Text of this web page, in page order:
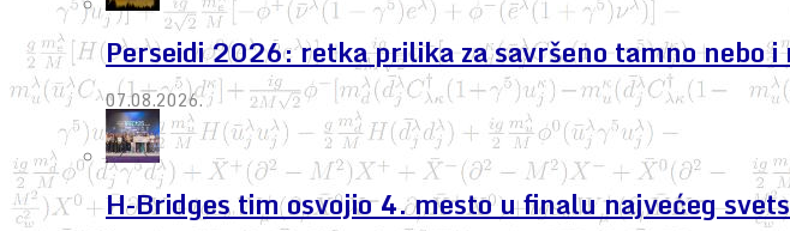
Perseidi 2026: retka prilika za savršeno tamno nebo
07.08.2026.
H-Bridges tim osvojio 4. mesto u finalu najvećeg